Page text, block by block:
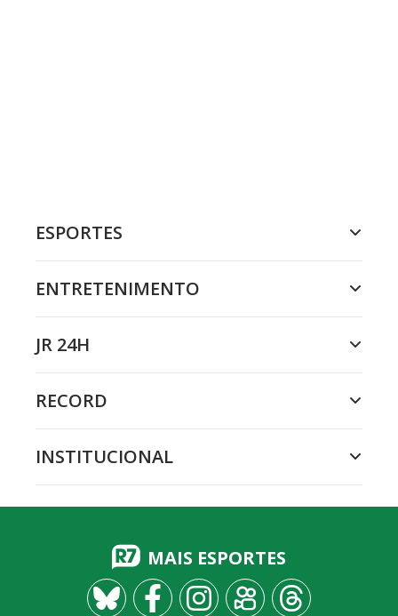
ESPORTES
ENTRETENIMENTO
JR 24H
RECORD
INSTITUCIONAL
MAIS ESPORTES